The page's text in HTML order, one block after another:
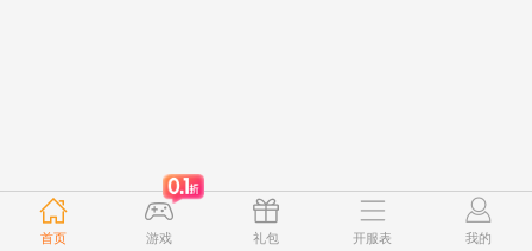
首页 游戏 礼包 开服表 我的